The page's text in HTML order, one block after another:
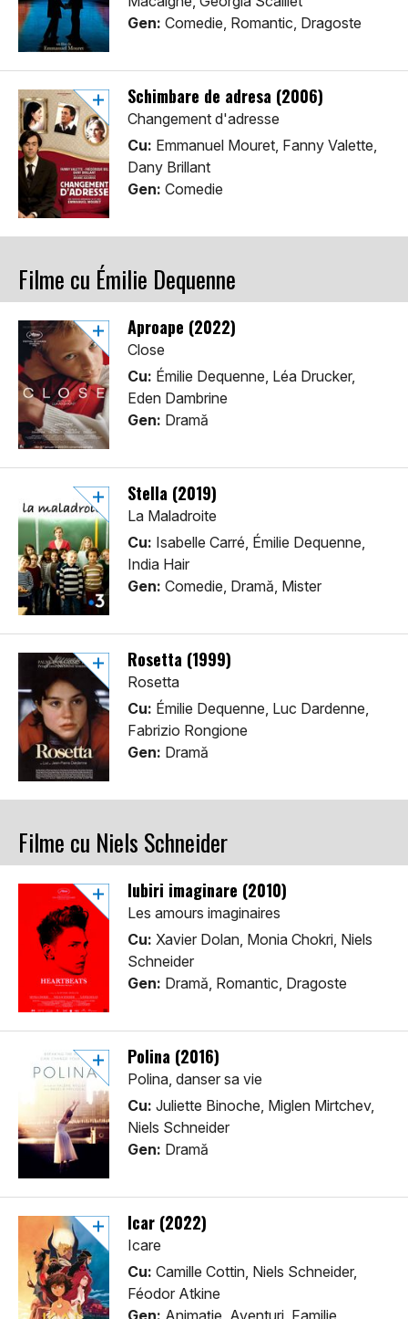
Gen: Comedie, Romantic, Dragoste
Schimbare de adresa (2006)
Changement d'adresse
Cu: Emmanuel Mouret, Fanny Valette,
Dany Brillant
Gen: Comedie
Filme cu Émilie Dequenne
Aproape (2022)
Close
Cu: Émilie Dequenne, Léa Drucker,
Eden Dambrine
Gen: Dramă
Stella (2019)
La Maladroite
Cu: Isabelle Carré, Émilie Dequenne,
India Hair
Gen: Comedie, Dramă, Mister
Rosetta (1999)
Rosetta
Cu: Émilie Dequenne, Luc Dardenne,
Fabrizio Rongione
Gen: Dramă
Filme cu Niels Schneider
Iubiri imaginare (2010)
Les amours imaginaires
Cu: Xavier Dolan, Monia Chokri, Niels
Schneider
Gen: Dramă, Romantic, Dragoste
Polina (2016)
Polina, danser sa vie
Cu: Juliette Binoche, Miglen Mirtchev,
Niels Schneider
Gen: Dramă
Icar (2022)
Icare
Cu: Camille Cottin, Niels Schneider,
Féodor Atkine